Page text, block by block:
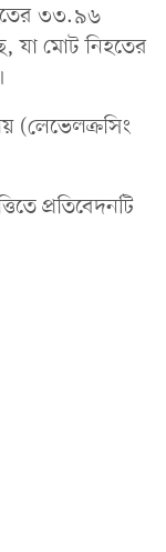
৩৩.৯৬
যা মোট নিহতের
(লেভেলক্রসিং
প্রতিবেদনটি